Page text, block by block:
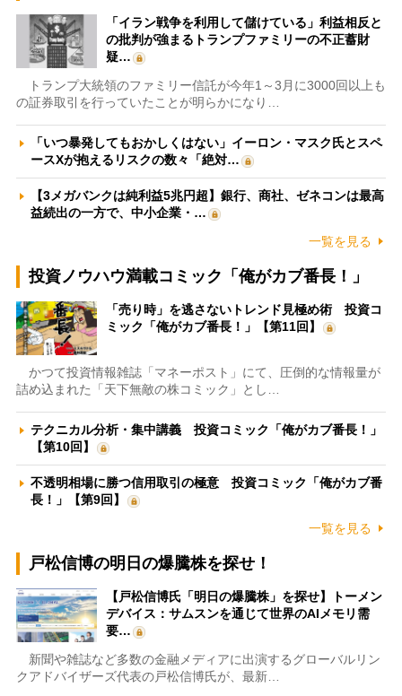
「イラン戦争を利用して儲けている」利益相反と
の批判が強まるトランプファミリーの不正蓄財
疑…
トランプ大統領のファミリー信託が今年1～3月に3000回以上も
の証券取引を行っていたことが明らかになり…
「いつ暴発してもおかしくはない」イーロン・マスク氏とスペ
ースXが抱えるリスクの数々「絶対…
【3メガバンクは純利益5兆円超】銀行、商社、ゼネコンは最高
益続出の一方で、中小企業・…
一覧を見る
投資ノウハウ満載コミック「俺がカブ番長！」
「売り時」を逃さないトレンド見極め術 投資コ
ミック「俺がカブ番長！」【第11回】
かつて投資情報雑誌「マネーポスト」にて、圧倒的な情報量が
詰め込まれた「天下無敵の株コミック」とし…
テクニカル分析・集中講義 投資コミック「俺がカブ番長！」
【第10回】
不透明相場に勝つ信用取引の極意 投資コミック「俺がカブ番
長！」【第9回】
一覧を見る
戸松信博の明日の爆騰株を探せ！
【戸松信博氏「明日の爆騰株」を探せ】トーメン
デバイス：サムスンを通じて世界のAIメモリ需
要…
新聞や雑誌など多数の金融メディアに出演するグローバルリン
クアドバイザーズ代表の戸松信博氏が、最新…